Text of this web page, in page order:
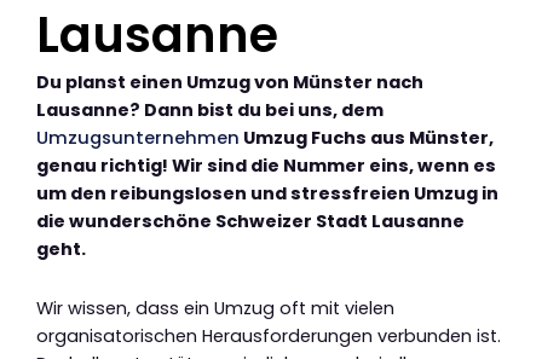
Lausanne
Du planst einen Umzug von Münster nach
Lausanne? Dann bist du bei uns, dem
Umzugsunternehmen Umzug Fuchs aus Münster,
genau richtig! Wir sind die Nummer eins, wenn es
um den reibungslosen und stressfreien Umzug in
die wunderschöne Schweizer Stadt Lausanne
geht.
Wir wissen, dass ein Umzug oft mit vielen
organisatorischen Herausforderungen verbunden ist.